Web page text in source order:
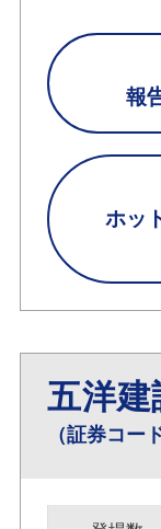
報
ホッ
五洋建
（証券コー